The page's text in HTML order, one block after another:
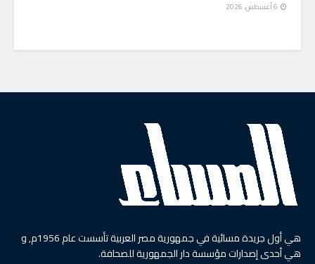
هي أول جريدة مسائية في جمهورية مصر العربية تأسست عام 1956م, و
هي أحدى إصدارات مؤسسة دار الجمهورية للصحافة.